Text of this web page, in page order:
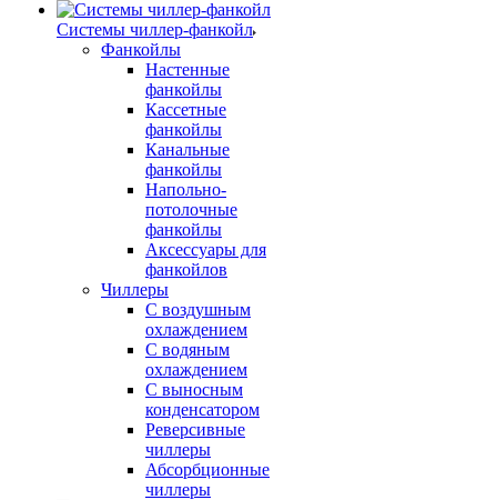
Системы чиллер-фанкойл
Фанкойлы
Настенные
фанкойлы
Кассетные
фанкойлы
Канальные
фанкойлы
Напольно-
потолочные
фанкойлы
Аксессуары для
фанкойлов
Чиллеры
С воздушным
охлаждением
С водяным
охлаждением
С выносным
конденсатором
Реверсивные
чиллеры
Абсорбционные
чиллеры